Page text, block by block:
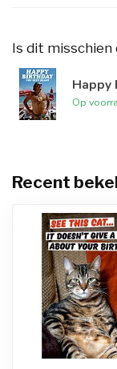
Is dit misschien
Happy
Op
Recent